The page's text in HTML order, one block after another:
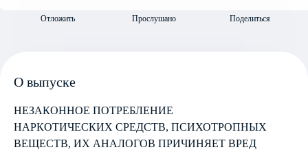
Отложить Прослушано Поделиться
О выпуске
НЕЗАКОННОЕ ПОТРЕБЛЕНИЕ
НАРКОТИЧЕСКИХ СРЕДСТВ, ПСИХОТРОПНЫХ
ВЕЩЕСТВ, ИХ АНАЛОГОВ ПРИЧИНЯЕТ ВРЕД